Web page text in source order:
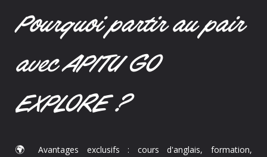
Pourquoi partir au pair
avec APITU GO
EXPLORE ?
🌍
Avantages exclusifs : cours d'anglais, formation,